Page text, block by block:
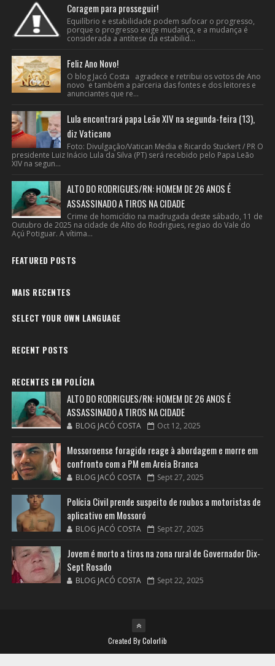
Coragem para prosseguir!
Equilíbrio e estabilidade podem sufocar o progresso,
porque o progresso exige mudança, e a mudança é
considerada a antítese da estabilid...
Feliz Ano Novo!
O blog Jacó Costa agradece e retribui os votos de Ano
novo e também a parceria das fontes e dos leitores e
anunciantes que re...
Lula encontrará papa Leão XIV na segunda-feira (13),
diz Vaticano
Foto: Divulgação/Vatican Media e Ricardo Stuckert / PR O
presidente Luiz Inácio Lula da Silva (PT) será recebido pelo Papa Leão
XIV na segun...
ALTO DO RODRIGUES/RN: HOMEM DE 26 ANOS É
ASSASSINADO A TIROS NA CIDADE
Crime de homicídio na madrugada deste sábado, 11 de
Outubro de 2025 na cidade de Alto do Rodrigues, regiao do Vale do
Açú Potiguar. A vítima...
FEATURED POSTS
MAIS RECENTES
SELECT YOUR OWN LANGUAGE
RECENT POSTS
RECENTES EM POLÍCIA
ALTO DO RODRIGUES/RN: HOMEM DE 26 ANOS É
ASSASSINADO A TIROS NA CIDADE
BLOG JACÓ COSTA Oct 12, 2025
Mossoroense foragido reage à abordagem e morre em
confronto com a PM em Areia Branca
BLOG JACÓ COSTA Sept 27, 2025
Polícia Civil prende suspeito de roubos a motoristas de
aplicativo em Mossoró
BLOG JACÓ COSTA Sept 27, 2025
Jovem é morto a tiros na zona rural de Governador Dix-
Sept Rosado
BLOG JACÓ COSTA Sept 22, 2025
Created ByColorlib